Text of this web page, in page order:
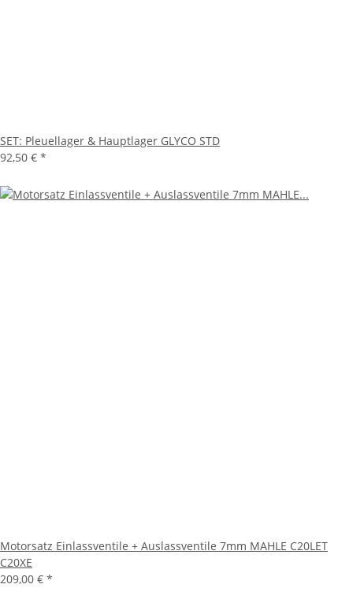
SET: Pleuellager & Hauptlager GLYCO STD
92,50 € *
Motorsatz Einlassventile + Auslassventile 7mm MAHLE C20LET
C20XE
209,00 € *